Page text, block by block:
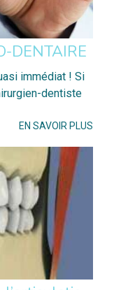
DENTAIRE
immédiat ! Si
dentiste
EN SAVOIR PLUS